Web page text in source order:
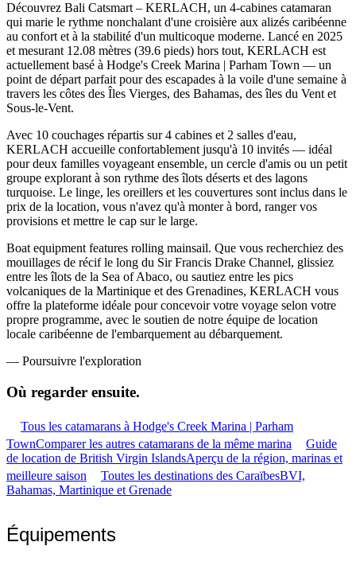
Découvrez Bali Catsmart – KERLACH, un 4-cabines catamaran
qui marie le rythme nonchalant d'une croisière aux alizés caribéenne
au confort et à la stabilité d'un multicoque moderne. Lancé en 2025
et mesurant 12.08 mètres (39.6 pieds) hors tout, KERLACH est
actuellement basé à Hodge's Creek Marina | Parham Town — un
point de départ parfait pour des escapades à la voile d'une semaine à
travers les côtes des Îles Vierges, des Bahamas, des îles du Vent et
Sous-le-Vent.
Avec 10 couchages répartis sur 4 cabines et 2 salles d'eau,
KERLACH accueille confortablement jusqu'à 10 invités — idéal
pour deux familles voyageant ensemble, un cercle d'amis ou un petit
groupe explorant à son rythme des îlots déserts et des lagons
turquoise. Le linge, les oreillers et les couvertures sont inclus dans le
prix de la location, vous n'avez qu'à monter à bord, ranger vos
provisions et mettre le cap sur le large.
Boat equipment features rolling mainsail. Que vous recherchiez des
mouillages de récif le long du Sir Francis Drake Channel, glissiez
entre les îlots de la Sea of Abaco, ou sautiez entre les pics
volcaniques de la Martinique et des Grenadines, KERLACH vous
offre la plateforme idéale pour concevoir votre voyage selon votre
propre programme, avec le soutien de notre équipe de location
locale caribéenne de l'embarquement au débarquement.
— Poursuivre l'exploration
Où regarder ensuite.
Tous les catamarans à Hodge's Creek Marina | Parham
TownComparer les autres catamarans de la même marina
Guide
de location de British Virgin IslandsAperçu de la région, marinas et
meilleure saison
Toutes les destinations des CaraïbesBVI,
Bahamas, Martinique et Grenade
Équipements